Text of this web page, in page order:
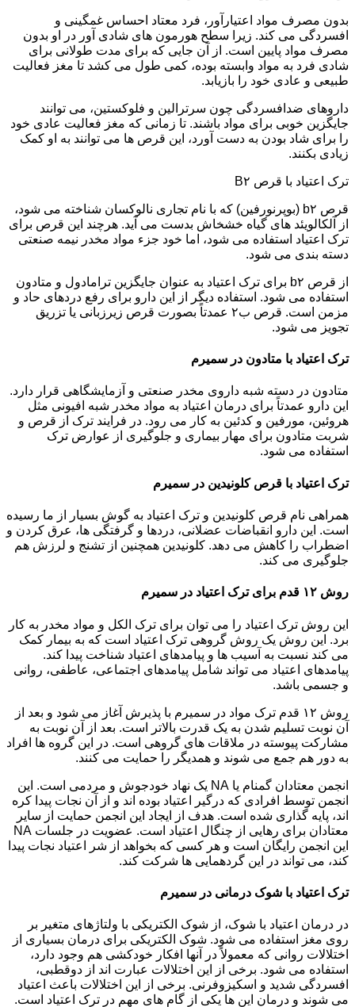
بدون مصرف مواد اعتیارآور، فرد معتاد احساس غمگینی و
افسردگی می کند. زیرا سطح هورمون های شادی آور در او بدون
مصرف مواد پایین است. از آن جایی که برای مدت طولانی برای
شادی فرد به مواد وابسته بوده، کمی طول می کشد تا مغز فعالیت
طبیعی و عادی خود را بازیابد.
داروهای ضدافسردگی چون سرترالین و فلوکستین، می توانند
جایگزین خوبی برای مواد باشند. تا زمانی که مغز فعالیت عادی خود
را برای شاد بودن به دست آورد، این قرص ها می توانند به او کمک
زیادی بکنند.
ترک اعتیاد با قرص B۲
قرص b۲ (بوپرنورفین) که با نام تجاری نالوکسان شناخته می شود،
از آلکالویئد های گیاه خشخاش بدست می آید. هرچند این قرص برای
ترک اعتیاد استفاده می شود، اما خود جزء مواد مخدر نیمه صنعتی
دسته بندی می شود.
از قرص b۲ برای ترک اعتیاد به عنوان جایگزین ترامادول و متادون
استفاده می شود. استفاده دیگر از این دارو برای رفع دردهای حاد و
مزمن است. قرص ب۲ عمدتاً بصورت قرص زیرزبانی یا تزریق
تجویز می شود.
ترک اعتیاد با متادون در سمیرم
متادون در دسته شبه داروی مخدر صنعتی و آزمایشگاهی قرار دارد.
این دارو عمدتاً برای درمان اعتیاد به مواد مخدر شبه افیونی مثل
هروئین، مورفین و کدئین به کار می رود. در فرایند ترک از قرص و
شربت متادون برای مهار بیماری و جلوگیری از عوارض ترک
استفاده می شود.
ترک اعتیاد با قرص کلونیدین در سمیرم
همراهی نام قرص کلونیدین و ترک اعتیاد به گوش بسیار از ما رسیده
است. این دارو انقباضات عضلانی، دردها و گرفتگی ها، عرق کردن و
اضطراب را کاهش می دهد. کلونیدین همچنین از تشنج و لرزش هم
جلوگیری می کند.
روش ۱۲ قدم برای ترک اعتیاد در سمیرم
این روش ترک اعتیاد را می توان برای ترک الکل و مواد مخدر به کار
برد. این روش یک روش گروهی ترک اعتیاد است که به بیمار کمک
می کند نسبت به آسیب ها و پیامدهای اعتیاد شناخت پیدا کند.
پیامدهای اعتیاد می تواند شامل پیامدهای اجتماعی، عاطفی، روانی
و جسمی باشد.
روش ۱۲ قدم ترک مواد در سمیرم با پذیرش آغاز می شود و بعد از
آن نوبت تسلیم شدن به یک قدرت بالاتر است. بعد از آن نوبت به
مشارکت پیوسته در ملاقات های گروهی است. در این گروه ها افراد
به دور هم جمع می شوند و همدیگر را حمایت می کنند.
انجمن معتادان گمنام یا NA یک نهاد خودجوش و مردمی است. این
انجمن توسط افرادی که درگیر اعتیاد بوده اند و از آن نجات پیدا کره
اند، پایه گذاری شده است. هدف از ایجاد این انجمن حمایت از سایر
معتادان برای رهایی از چنگال اعتیاد است. عضویت در جلسات NA
این انجمن رایگان است و هر کسی که بخواهد از شر اعتیاد نجات پیدا
کند، می تواند در این گردهمایی ها شرکت کند.
ترک اعتیاد با شوک درمانی در سمیرم
در درمان اعتیاد با شوک، از شوک الکتریکی با ولتاژهای متغیر بر
روی مغز استفاده می شود. شوک الکتریکی برای درمان بسیاری از
اختلالات روانی که معمولاً در آنها افکار خودکشی هم وجود دارد،
استفاده می شود. برخی از این اختلالات عبارت اند از دوقطبی،
افسردگی شدید و اسکیزوفرنی. برخی از این اختلالات باعث اعتیاد
می شوند و درمان این ها یکی از گام های مهم در ترک اعتیاد است.